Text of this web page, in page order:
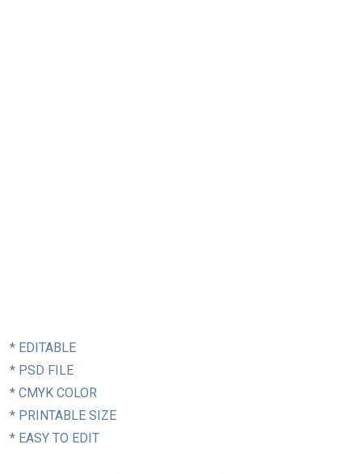
* EDITABLE
* PSD FILE
* CMYK COLOR
* PRINTABLE SIZE
* EASY TO EDIT